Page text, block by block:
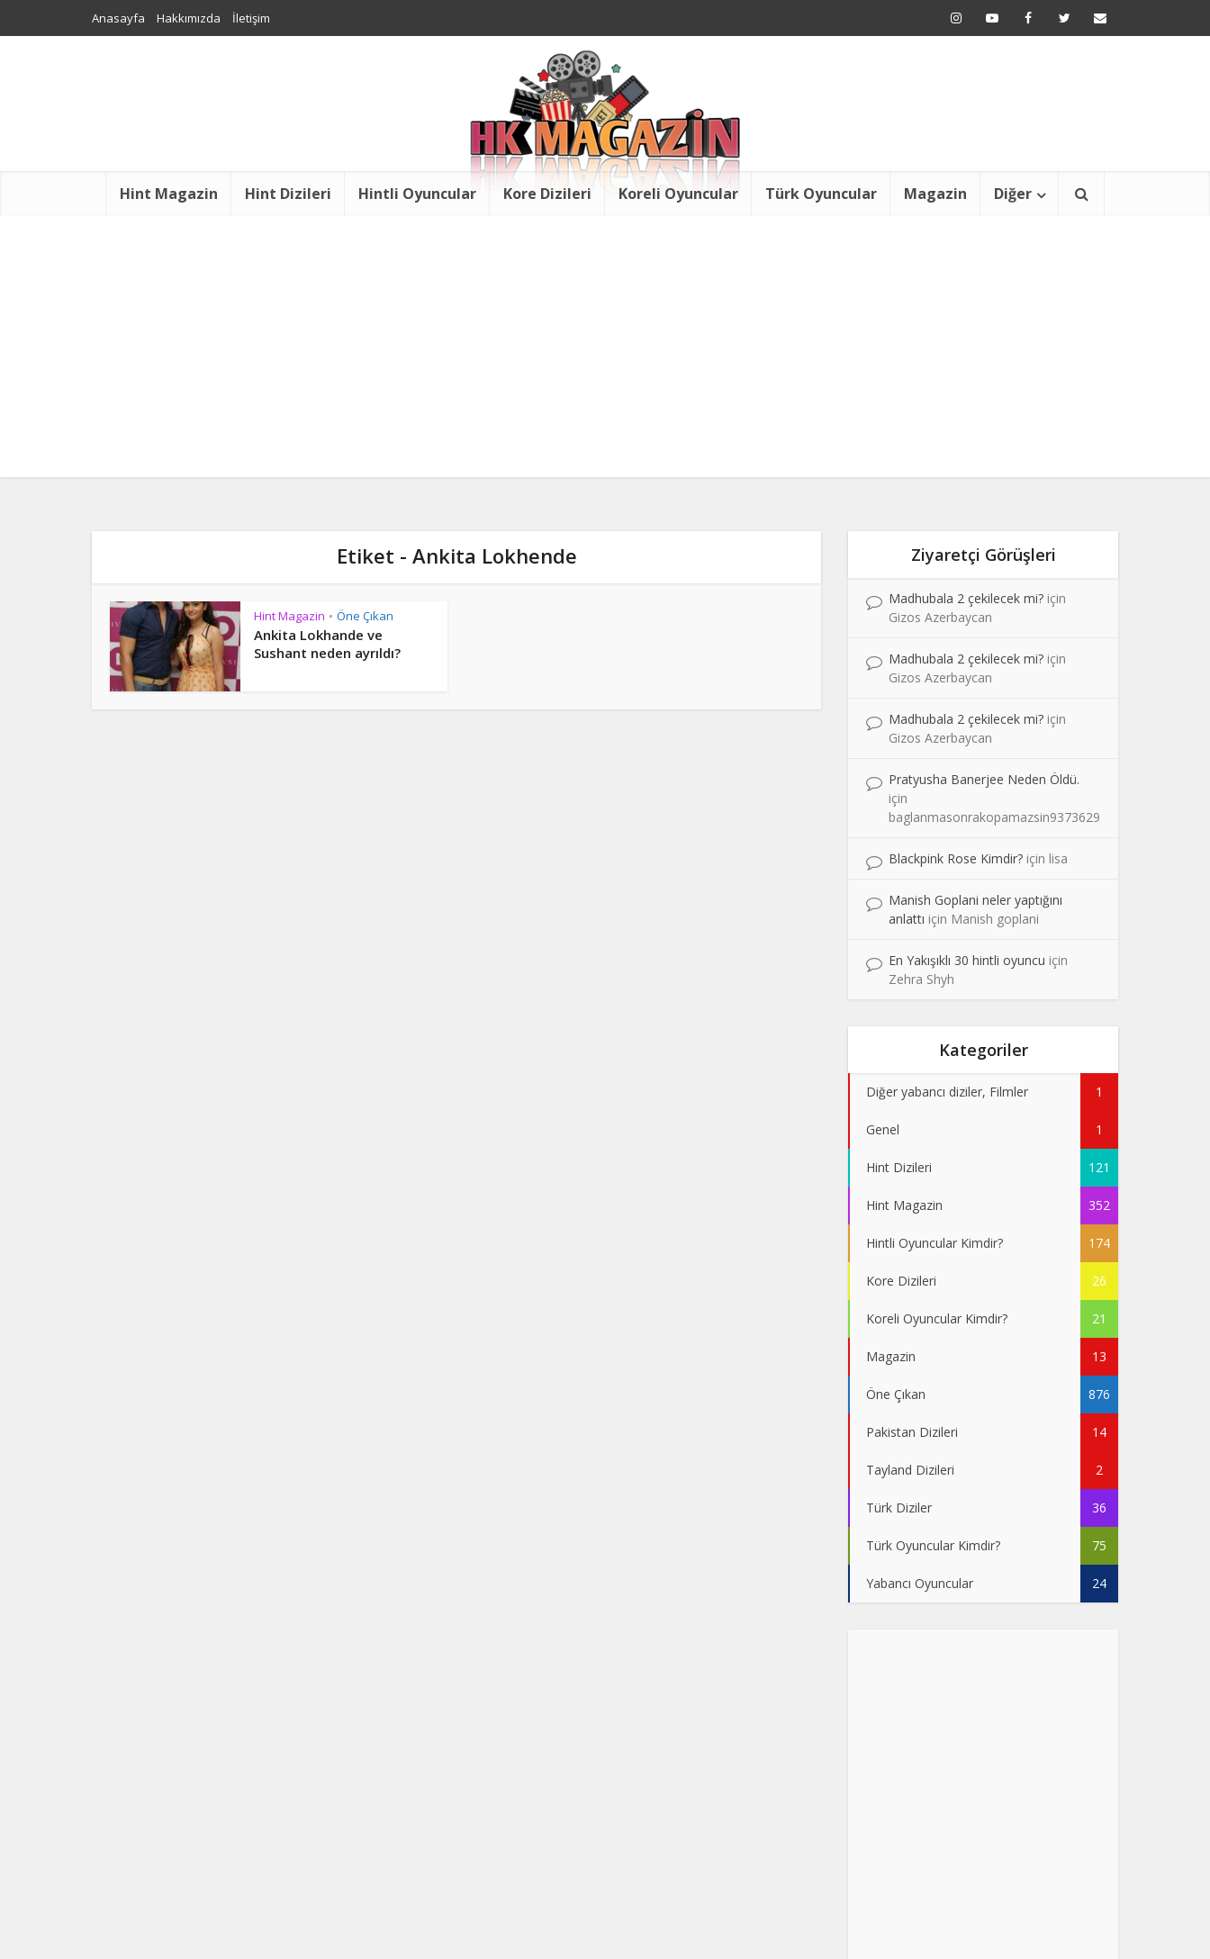
Anasayfa Hakkımızda İletişim
Hint Magazin Hint Dizileri Hintli Oyuncular Kore Dizileri Koreli Oyuncular Türk Oyuncular Magazin Diğer
Etiket - Ankita Lokhende
Hint Magazin • Öne Çıkan
Ankita Lokhande ve
Sushant neden ayrıldı?
Ziyaretçi Görüşleri
Madhubala 2 çekilecek mi? için
Gizos Azerbaycan
Madhubala 2 çekilecek mi? için
Gizos Azerbaycan
Madhubala 2 çekilecek mi? için
Gizos Azerbaycan
Pratyusha Banerjee Neden Öldü.
için
baglanmasonrakopamazsin9373629
Blackpink Rose Kimdir? için lisa
Manish Goplani neler yaptığını
anlattı için Manish goplani
En Yakışıklı 30 hintli oyuncu için
Zehra Shyh
Kategoriler
Diğer yabancı diziler, Filmler 1
Genel 1
Hint Dizileri 121
Hint Magazin 352
Hintli Oyuncular Kimdir? 174
Kore Dizileri 26
Koreli Oyuncular Kimdir? 21
Magazin 13
Öne Çıkan 876
Pakistan Dizileri 14
Tayland Dizileri 2
Türk Diziler 36
Türk Oyuncular Kimdir? 75
Yabancı Oyuncular 24